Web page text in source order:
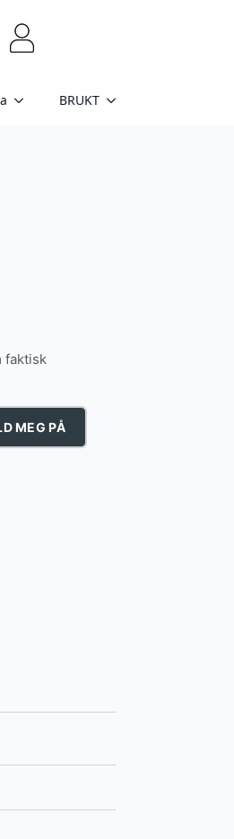
BRUKT
faktisk
MEG PÅ